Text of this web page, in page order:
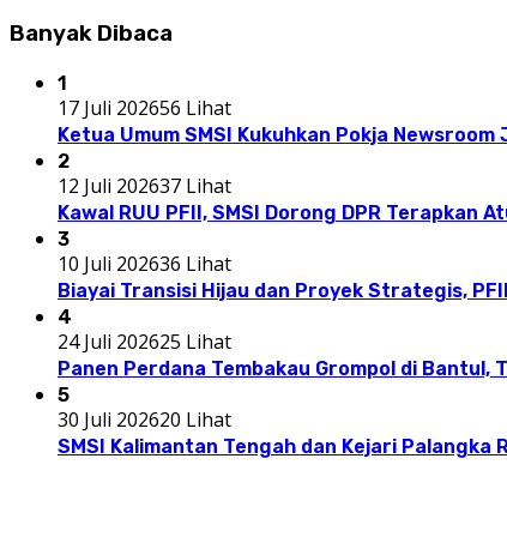
Banyak Dibaca
1
17 Juli 202656 Lihat
Ketua Umum SMSI Kukuhkan Pokja
2
12 Juli 202637 Lihat
Kawal RUU PFII, SMSI Dorong DPR Terapkan
3
10 Juli 202636 Lihat
Biayai Transisi Hijau dan Proyek Strategis,
4
24 Juli 202625 Lihat
Panen Perdana Tembakau Grompol di
5
30 Juli 202620 Lihat
SMSI Kalimantan Tengah dan Kejari